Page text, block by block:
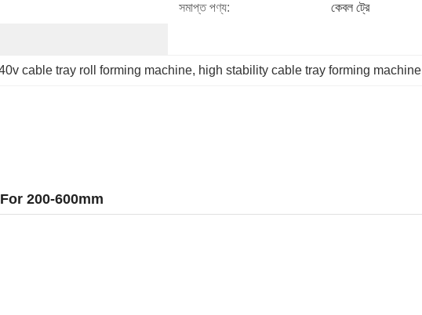
সমাপ্ত পণ্য: কেবল ট্রে
cable tray roll forming machine, high stability cable tray forming machine
200-600mm